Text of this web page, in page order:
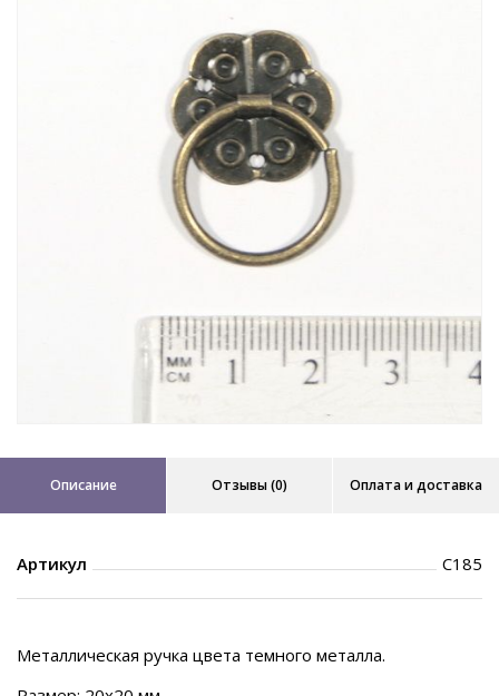
Описание Отзывы (0) Оплата и доставка
Артикул C185
Металлическая ручка цвета темного металла.